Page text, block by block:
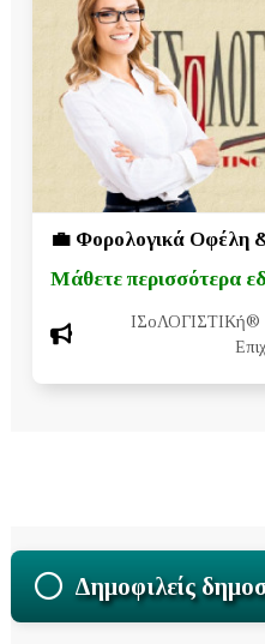
💼 Φορολογικά Οφέλη
Μάθετε περισσότερα
ΙΣοΛΟΓΙΣΤΙΚή®
Δημοφιλείς